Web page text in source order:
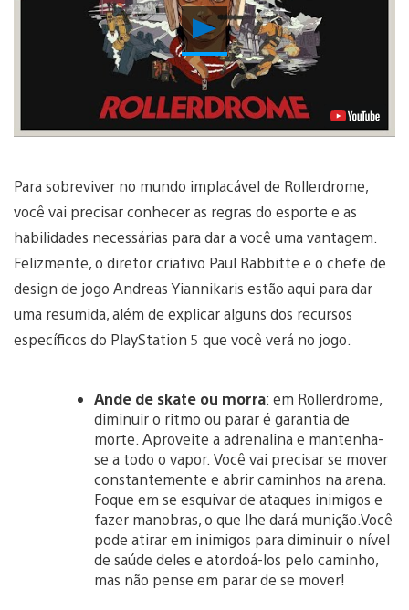
Reproduzir
Vídeo
Para sobreviver no mundo implacável de Rollerdrome,
você vai precisar conhecer as regras do esporte e as
habilidades necessárias para dar a você uma vantagem.
Felizmente, o diretor criativo Paul Rabbitte e o chefe de
design de jogo Andreas Yiannikaris estão aqui para dar
uma resumida, além de explicar alguns dos recursos
específicos do PlayStation 5 que você verá no jogo.
Ande de skate ou morra: em Rollerdrome,
diminuir o ritmo ou parar é garantia de
morte. Aproveite a adrenalina e mantenha-
se a todo o vapor. Você vai precisar se mover
constantemente e abrir caminhos na arena.
Foque em se esquivar de ataques inimigos e
fazer manobras, o que lhe dará munição.Você
pode atirar em inimigos para diminuir o nível
de saúde deles e atordoá-los pelo caminho,
mas não pense em parar de se mover!